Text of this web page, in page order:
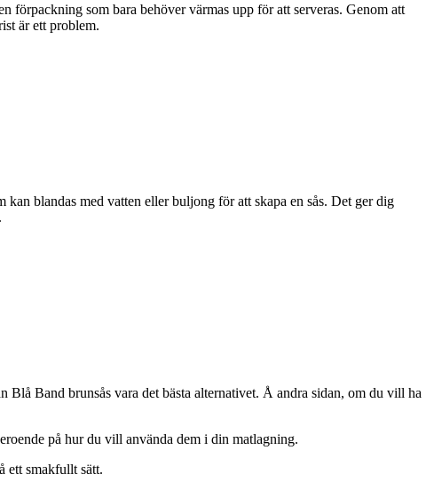
förpackning som bara behöver värmas upp för att serveras. Genom att
är ett problem.
blandas med vatten eller buljong för att skapa en sås. Det ger dig
Band brunsås vara det bästa alternativet. Å andra sidan, om du vill ha
på hur du vill använda dem i din matlagning.
ett smakfullt sätt.